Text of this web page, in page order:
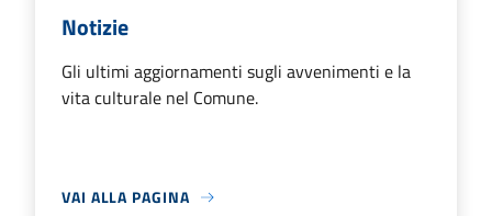
Notizie
Gli ultimi aggiornamenti sugli avvenimenti e la
vita culturale nel Comune.
VAI ALLA PAGINA